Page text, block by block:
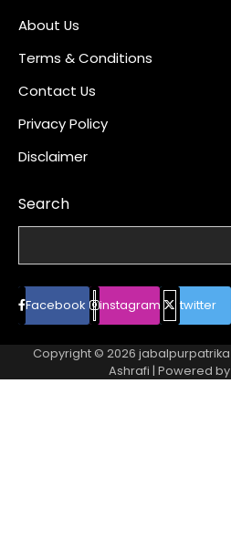
About Us
Terms & Conditions
Contact Us
Privacy Policy
Disclaimer
Search
Facebook instagram twitter
Copyright © 2026 jabalpurpatrika
Ashrafi | Powered by